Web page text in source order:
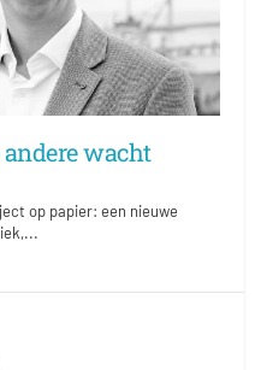
andere wacht
op papier: een nieuwe